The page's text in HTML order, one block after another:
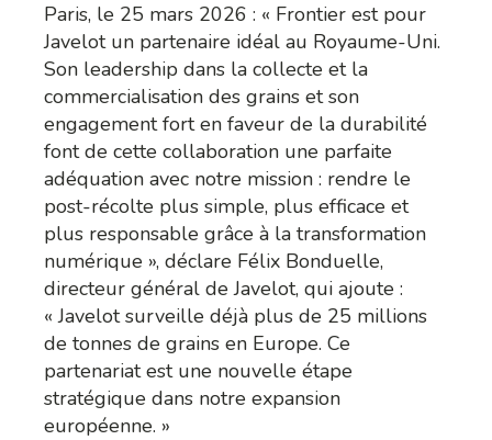
Paris, le 25 mars 2026 : « Frontier est pour
Javelot un partenaire idéal au Royaume-Uni.
Son leadership dans la collecte et la
commercialisation des grains et son
engagement fort en faveur de la durabilité
font de cette collaboration une parfaite
adéquation avec notre mission : rendre le
post-récolte plus simple, plus efficace et
plus responsable grâce à la transformation
numérique », déclare Félix Bonduelle,
directeur général de Javelot, qui ajoute :
« Javelot surveille déjà plus de 25 millions
de tonnes de grains en Europe. Ce
partenariat est une nouvelle étape
stratégique dans notre expansion
européenne. »